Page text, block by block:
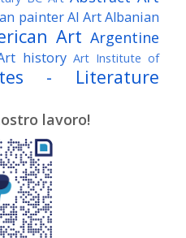
painterAI ArtAlbanian
Art Argentine
history Art Institute of
- Literature
Baroque Art
Bohemian Art
British Art
Bulgarian Art
Chilean Art
Monet
lavoro!